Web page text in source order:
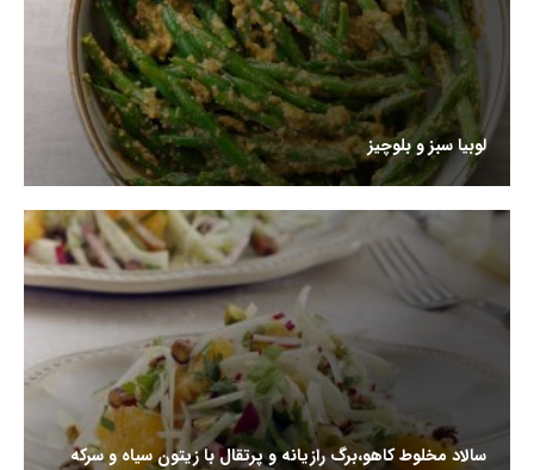
لوبیا سبز و بلوچیز
سالاد مخلوط کاهو،برگ رازیانه و پرتقال با زیتون سیاه و سرکه